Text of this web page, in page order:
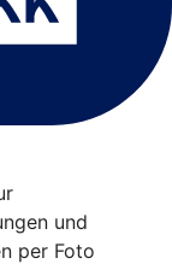
und
per Foto